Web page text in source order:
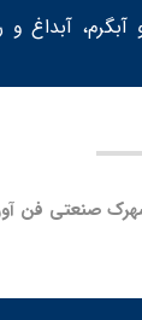
آبگرم، آبداغ
صنعتی فن